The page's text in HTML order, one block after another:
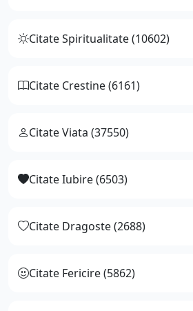
Citate Spiritualitate (10602)
Citate Crestine (6161)
Citate Viata (37550)
Citate Iubire (6503)
Citate Dragoste (2688)
Citate Fericire (5862)